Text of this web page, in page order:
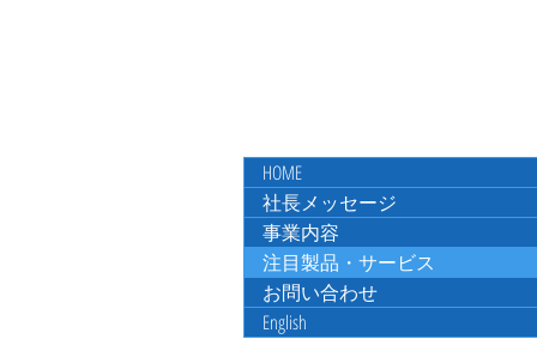
HOME
社長メッセージ
事業内容
注目製品・サービス
お問い合わせ
English